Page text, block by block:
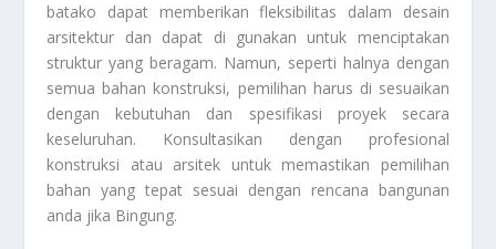
batako dapat memberikan fleksibilitas dalam desain
arsitektur dan dapat di gunakan untuk menciptakan
struktur yang beragam. Namun, seperti halnya dengan
semua bahan konstruksi, pemilihan harus di sesuaikan
dengan kebutuhan dan spesifikasi proyek secara
keseluruhan. Konsultasikan dengan profesional
konstruksi atau arsitek untuk memastikan pemilihan
bahan yang tepat sesuai dengan rencana bangunan
anda jika Bingung.